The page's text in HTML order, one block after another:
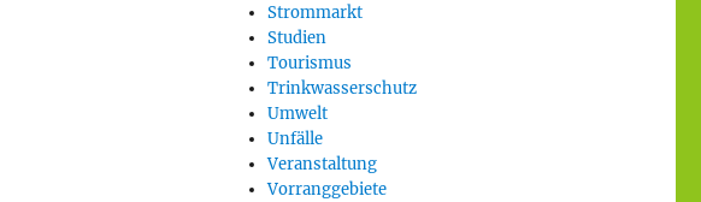
Strommarkt
Studien
Tourismus
Trinkwasserschutz
Umwelt
Unfälle
Veranstaltung
Vorranggebiete